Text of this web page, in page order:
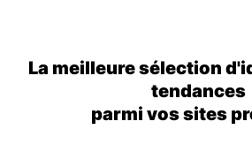
La meilleure sélection
tendances
parmi vos sites